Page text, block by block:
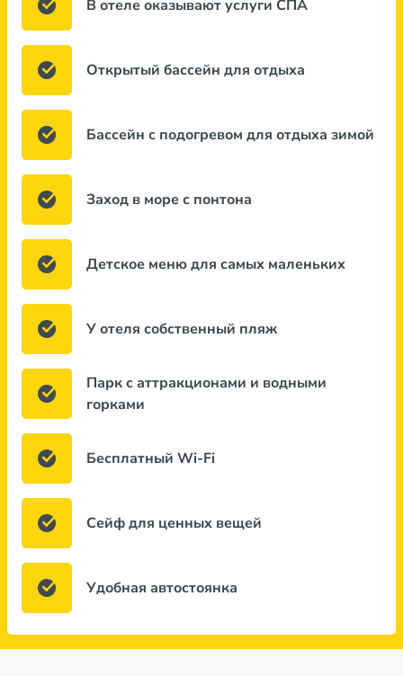
В отеле оказывают услуги СПА
Открытый бассейн для отдыха
Бассейн с подогревом для отдыха зимой
Заход в море с понтона
Детское меню для самых маленьких
У отеля собственный пляж
Парк с аттракционами и водными
горками
Бесплатный Wi-Fi
Сейф для ценных вещей
Удобная автостоянка